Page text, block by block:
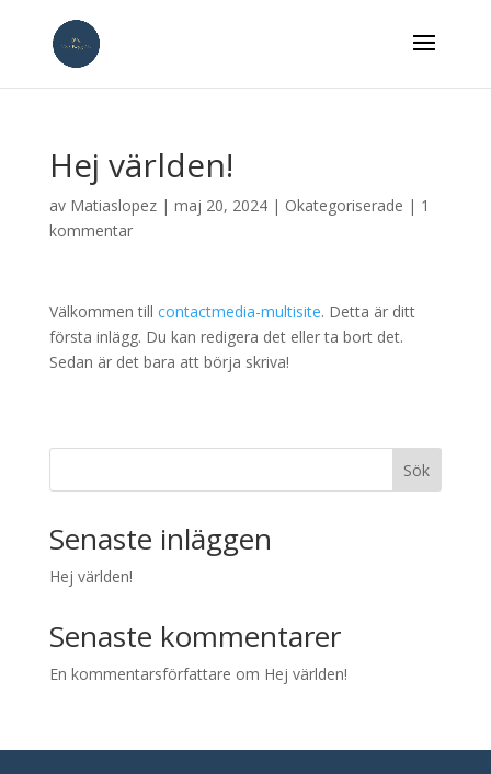
Hej världen!
av Matiaslopez| maj 20, 2024| Okategoriserade | 1
kommentar
Välkommen till contactmedia-multisite. Detta är ditt
första inlägg. Du kan redigera det eller ta bort det.
Sedan är det bara att börja skriva!
Sök
Senaste inläggen
Hej världen!
Senaste kommentarer
En kommentarsförfattare om Hej världen!